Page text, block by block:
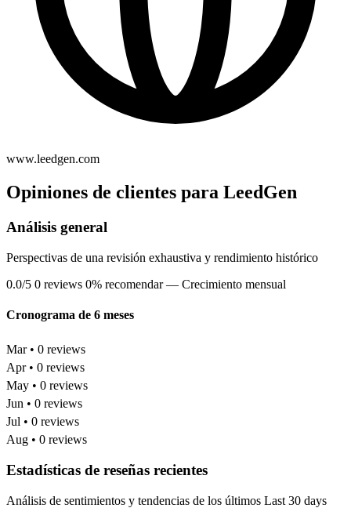
www.leedgen.com
Opiniones de clientes para LeedGen
Análisis general
Perspectivas de una revisión exhaustiva y rendimiento histórico
0.0/5 0 reviews 0% recomendar — Crecimiento mensual
Cronograma de 6 meses
Mar • 0 reviews
Apr • 0 reviews
May • 0 reviews
Jun • 0 reviews
Jul • 0 reviews
Aug • 0 reviews
Estadísticas de reseñas recientes
Análisis de sentimientos y tendencias de los últimos Last 30 days